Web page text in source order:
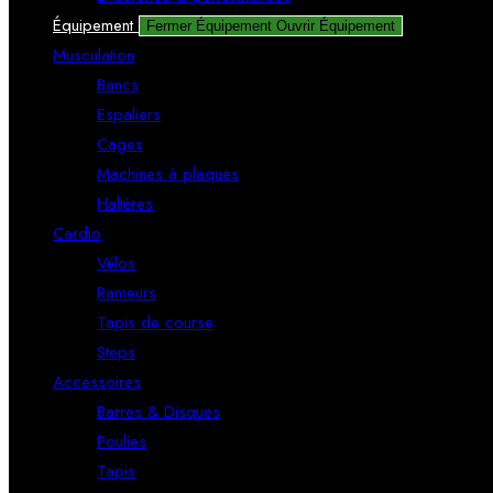
Équipement
Fermer Équipement Ouvrir Équipement
Musculation
Bancs
Espaliers
Cages
Machines à plaques
Haltères
Cardio
Vélos
Rameurs
Tapis de course
Steps
Accessoires
Barres & Disques
Poulies
Tapis